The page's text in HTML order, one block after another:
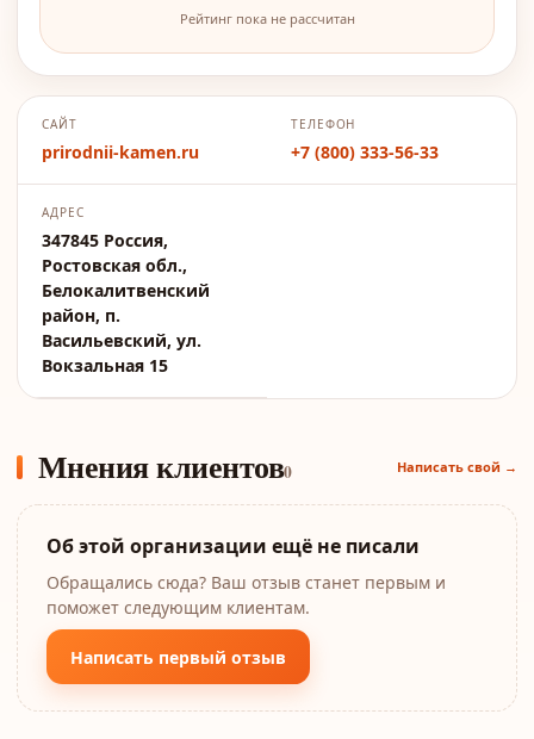
Рейтинг пока не рассчитан
САЙТ
prirodnii-kamen.ru
ТЕЛЕФОН
+7 (800) 333-56-33
АДРЕС
347845 Россия,
Ростовская обл.,
Белокалитвенский
район, п.
Васильевский, ул.
Вокзальная 15
Мнения клиентов0 Написать свой →
Об этой организации ещё не писали
Обращались сюда? Ваш отзыв станет первым и
поможет следующим клиентам.
Написать первый отзыв